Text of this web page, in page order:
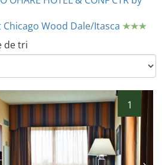
Wood Dale/Itasca
de tri
1